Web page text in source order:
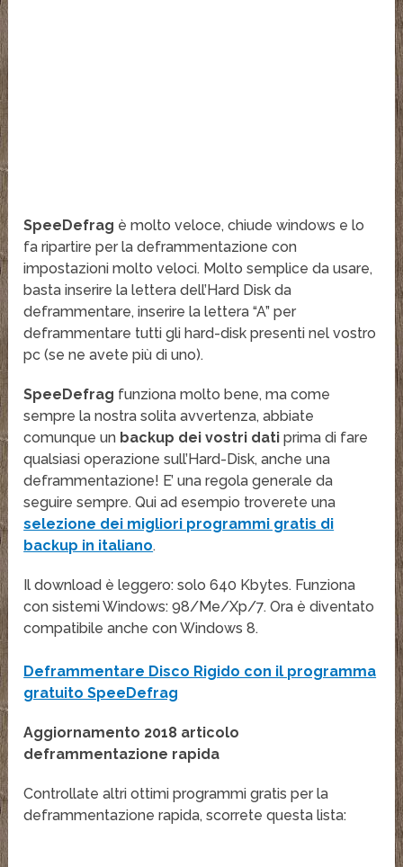
SpeeDefrag è molto veloce, chiude windows e lo
fa ripartire per la deframmentazione con
impostazioni molto veloci. Molto semplice da usare,
basta inserire la lettera dell’Hard Disk da
deframmentare, inserire la lettera “A” per
deframmentare tutti gli hard-disk presenti nel vostro
pc (se ne avete più di uno).
SpeeDefrag funziona molto bene, ma come
sempre la nostra solita avvertenza, abbiate
comunque un backup dei vostri dati prima di fare
qualsiasi operazione sull’Hard-Disk, anche una
deframmentazione! E’ una regola generale da
seguire sempre. Qui ad esempio troverete una
selezione dei migliori programmi gratis di
backup in italiano.
Il download è leggero: solo 640 Kbytes. Funziona
con sistemi Windows: 98/Me/Xp/7. Ora è diventato
compatibile anche con Windows 8.
Deframmentare Disco Rigido con il programma
gratuito SpeeDefrag
Aggiornamento 2018 articolo
deframmentazione rapida
Controllate altri ottimi programmi gratis per la
deframmentazione rapida, scorrete questa lista: